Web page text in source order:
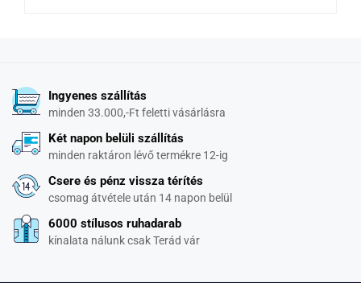
Ingyenes szállítás
minden 33.000,-Ft feletti vásárlásra
Két napon belüli szállítás
minden raktáron lévő termékre 12-ig
Csere és pénz vissza térítés
csomag átvétele után 14 napon belül
6000 stílusos ruhadarab
kínalata nálunk csak Terád vár